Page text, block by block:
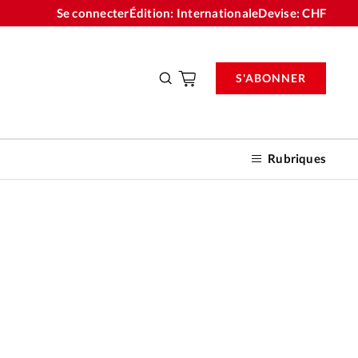
Se connecterÉdition: InternationaleDevise:CHF
Rubriques
S'ABONNER